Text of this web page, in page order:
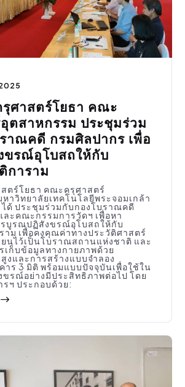
ศาสตร์โยธา คณะ
ตสาหกรรม ประชุมร่วม
าณคดี กรมศิลปากร เพื่อ
รณ์อุโบสถให้กับ
การาม
ตร์โยธา คณะครุศาสตร์
าวิทยาลัยเทคโนโลยีพระจอมเกล้า
ด้ ประชุมร่วมกับกองโบราณคดี
ละคณะกรรมการวัดฯ เพื่อหา
บูรณปฏิสังขรณ์อุโบสถให้กับ
ม เพื่อคงคุณค่าทางประวัติศาสตร์
นไว้เป็นโบราณสถานแห่งชาติ และ
เก็บข้อมูลทางกายภาพด้วย
งและการสร้างแบบจำลอง
าร 3 มิติ พร้อมแบบปัจจุบันเพื่อใช้ใน
รณ์อย่างมีประสิทธิภาพต่อไป โดย
ฯ ประกอบด้วย: